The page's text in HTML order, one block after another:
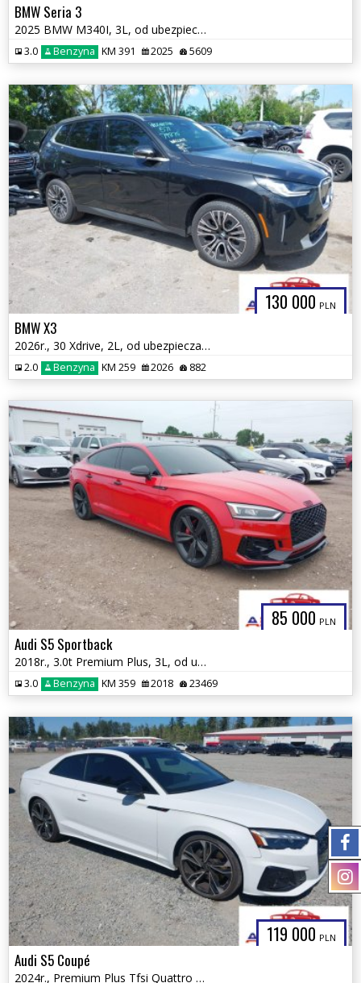
BMW Seria 3
2025 BMW M340I, 3L, od ubezpieczalni
3.0 Benzyna KM 391 2025 5609
130 000 PLN
BMW X3
2026r., 30 Xdrive, 2L, od ubezpieczalni
2.0 Benzyna KM 259 2026 882
85 000 PLN
Audi S5 Sportback
2018r., 3.0t Premium Plus, 3L, od ubezpieczalni
3.0 Benzyna KM 359 2018 23469
119 000 PLN
Audi S5 Coupé
2024r., Premium Plus Tfsi Quattro Tiptronic, 3L, od ubezpieczalni